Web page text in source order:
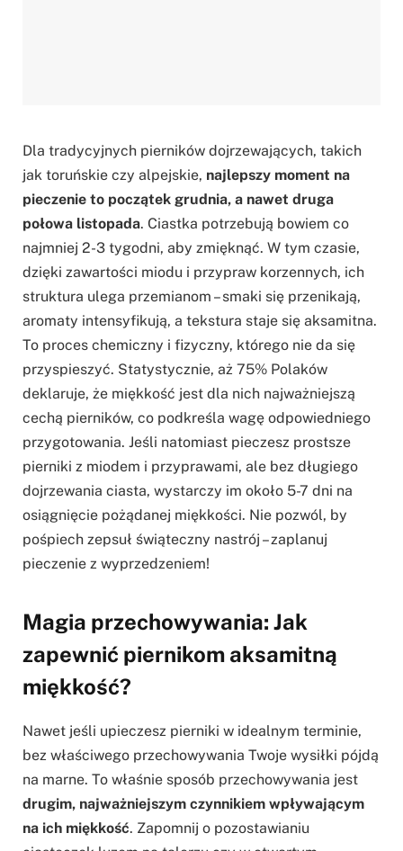
Dla tradycyjnych pierników dojrzewających, takich
jak toruńskie czy alpejskie, najlepszy moment na
pieczenie to początek grudnia, a nawet druga
połowa listopada. Ciastka potrzebują bowiem co
najmniej 2-3 tygodni, aby zmięknąć. W tym czasie,
dzięki zawartości miodu i przypraw korzennych, ich
struktura ulega przemianom – smaki się przenikają,
aromaty intensyfikują, a tekstura staje się aksamitna.
To proces chemiczny i fizyczny, którego nie da się
przyspieszyć. Statystycznie, aż 75% Polaków
deklaruje, że miękkość jest dla nich najważniejszą
cechą pierników, co podkreśla wagę odpowiedniego
przygotowania. Jeśli natomiast pieczesz prostsze
pierniki z miodem i przyprawami, ale bez długiego
dojrzewania ciasta, wystarczy im około 5-7 dni na
osiągnięcie pożądanej miękkości. Nie pozwól, by
pośpiech zepsuł świąteczny nastrój – zaplanuj
pieczenie z wyprzedzeniem!
Magia przechowywania: Jak
zapewnić piernikom aksamitną
miękkość?
Nawet jeśli upieczesz pierniki w idealnym terminie,
bez właściwego przechowywania Twoje wysiłki pójdą
na marne. To właśnie sposób przechowywania jest
drugim, najważniejszym czynnikiem wpływającym
na ich miękkość. Zapomnij o pozostawianiu